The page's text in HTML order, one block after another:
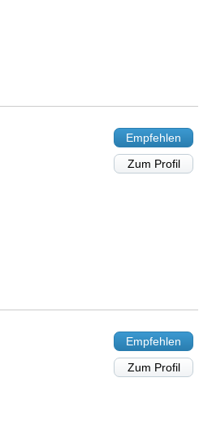
Empfehlen
Zum Profil
Empfehlen
Zum Profil